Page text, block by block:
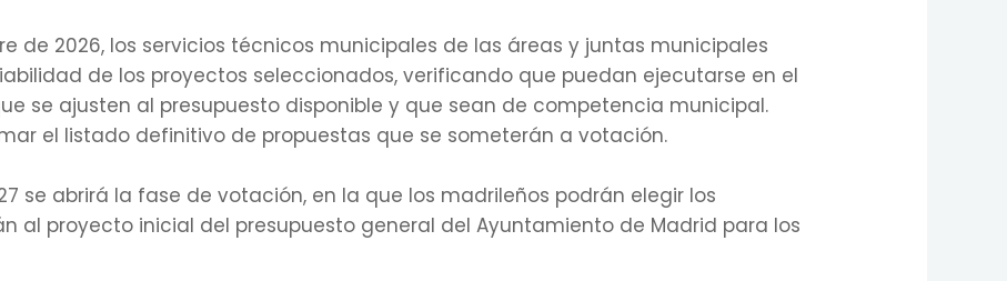
de 2026, los servicios técnicos municipales de las áreas y juntas municipales
de los proyectos seleccionados, verificando que puedan ejecutarse en el
se ajusten al presupuesto disponible y que sean de competencia municipal.
el listado definitivo de propuestas que se someterán a votación.
se abrirá la fase de votación, en la que los madrileños podrán elegir los
al proyecto inicial del presupuesto general del Ayuntamiento de Madrid para los